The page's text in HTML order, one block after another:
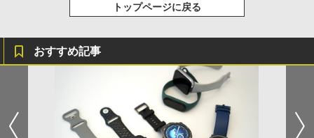
トップページに戻る
おすすめ記事